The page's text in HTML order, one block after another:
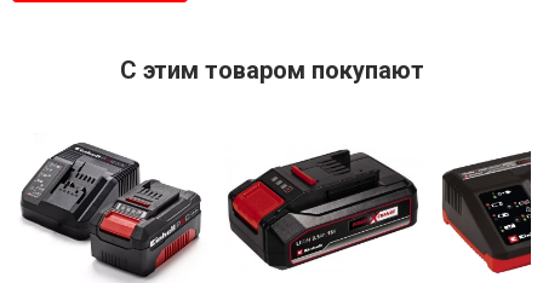
С этим товаром покупают